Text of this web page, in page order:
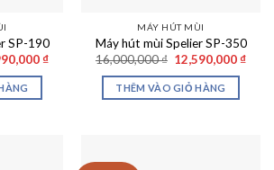
SP-190
₫.
₫Giá
MÁY HÚT MÙI
Máy hút mùi Spelier SP-350
16,000,000₫ Giá
gốc
là:
16,000,000 ₫.
12,590,000 ₫Giá
THÊM VÀO GIỎ HÀNG